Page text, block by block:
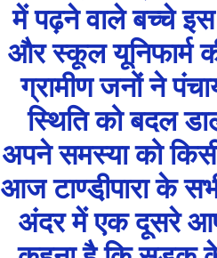
में पढ़ने वाले बच्चे
और स्कूल यूनिफार्म
ग्रामीण जनों ने
स्थिति को बदल
अपने समस्या को
आज टाण्डी़पारा के
अंदर में एक दूसरे